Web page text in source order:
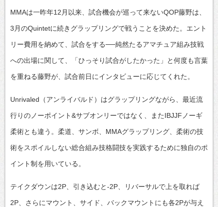
MMAは一昨年12月以来、試合機会が巡って来ないQOP藤野は、
3月のQuintetに続きグラップリングで戦うことを決めた。エント
リー費用を納めて、試合をする──純然たるアマチュア組み技戦
への出場に関して、「ひっそり試合がしたかった」と何度も言葉
を重ねる藤野が、試合前日にインタビューに応じてくれた。
Unrivaled（アンライバルド）はグラップリングながら、最近流
行りのノーポイント&サブオンリーではなく、またIBJJFノーギ
柔術とも違う。柔道、サンボ、MMAグラップリング、柔術の技
術をスポイルしない総合組み技格闘技を実践するために独自のポ
イント制を用いている。
テイクダウンは2P、引き込むと-2P、リバーサルで上を取れば
2P、さらにマウント、サイド、バックマウントにも各2Pが与え